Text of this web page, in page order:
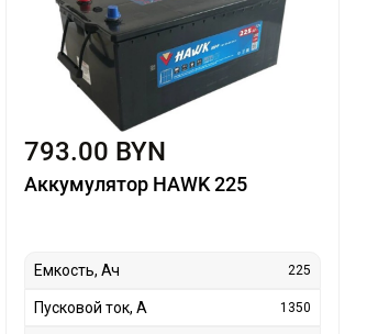
793.00 BYN
Аккумулятор HAWK 225
Емкость, Ач 225
Пусковой ток, А 1350